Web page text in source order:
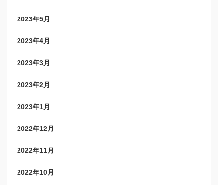
2023年5月
2023年4月
2023年3月
2023年2月
2023年1月
2022年12月
2022年11月
2022年10月